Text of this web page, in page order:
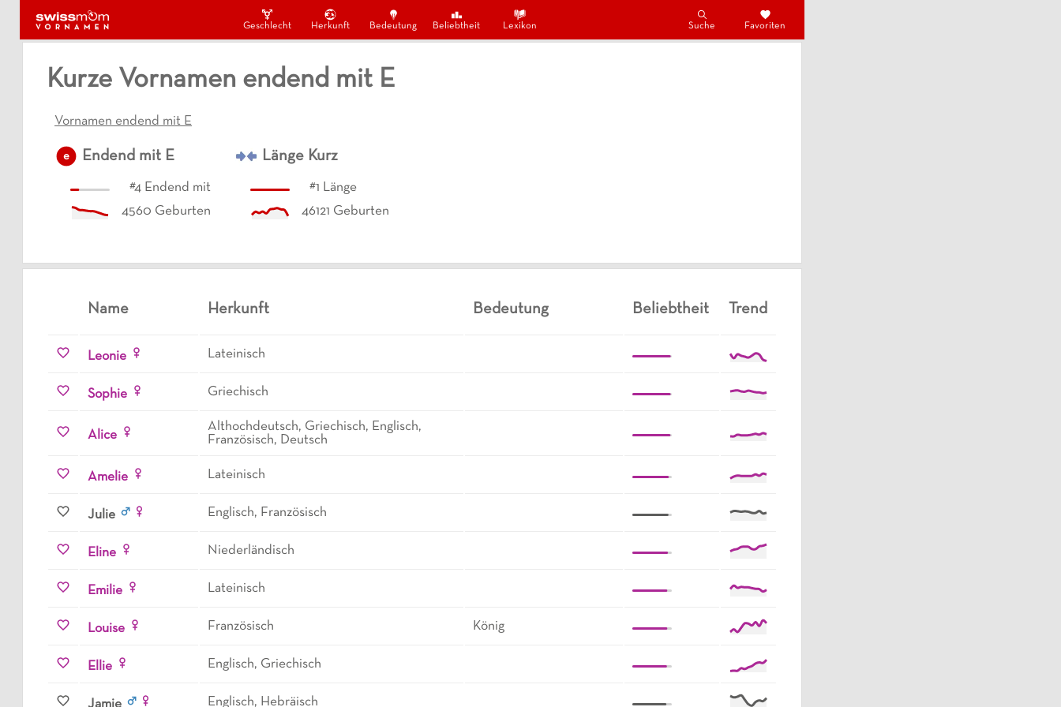
Geschlecht Herkunft Bedeutung Beliebtheit Lexikon Suche Favoriten
Kurze Vornamen endend mit E
Vornamen endend mit E
e Endend mit E
#4 Endend mit
4560 Geburten
Länge Kurz
#1 Länge
46121 Geburten
Name Herkunft Bedeutung Beliebtheit Trend
Leonie Lateinisch
Sophie Griechisch
Alice
Althochdeutsch, Griechisch, Englisch,
Französisch, Deutsch
Amelie Lateinisch
Julie Englisch, Französisch
Eline Niederländisch
Emilie Lateinisch
Louise Französisch König
Ellie Englisch, Griechisch
Englisch, Hebräisch